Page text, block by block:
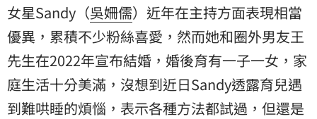
女星Sandy（吳姍儒）近年在主持方面表現相當
優異，累積不少粉絲喜愛，然而她和圈外男友王
先生在2022年宣布結婚，婚後育有一子一女，家
庭生活十分美滿，沒想到近日Sandy透露育兒遇
到難哄睡的煩惱，表示各種方法都試過，但還是